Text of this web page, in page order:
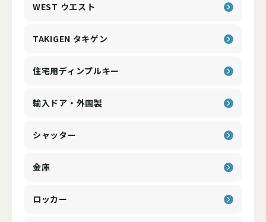
WEST ウエスト
TAKIGEN タキゲン
住宅用ディンプルキー
輸入ドア・外国製
シャッター
金庫
ロッカー